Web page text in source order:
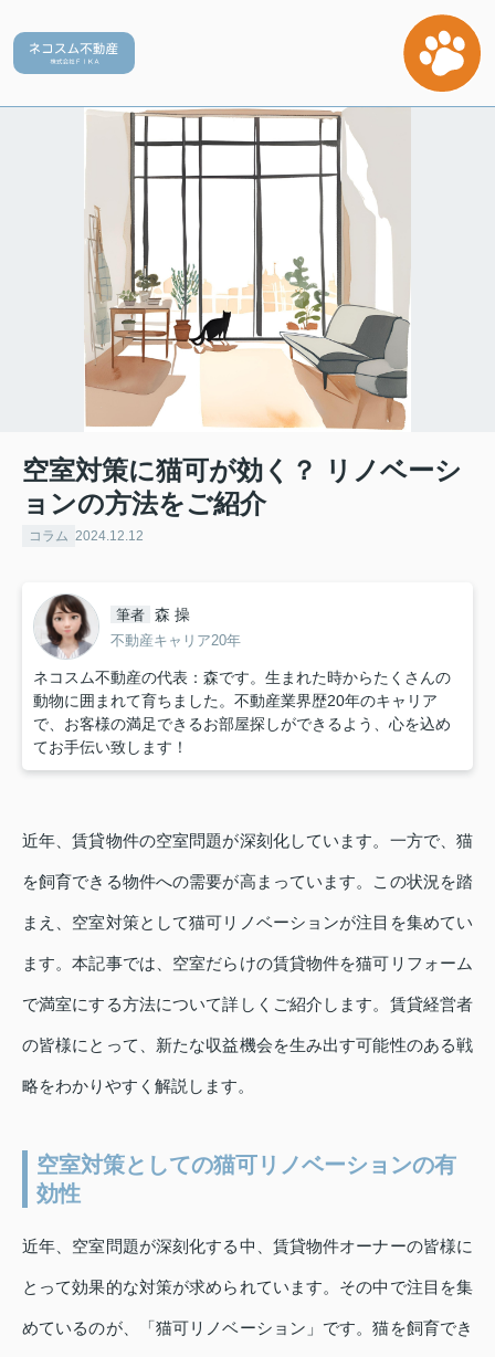
空室対策に猫可が効く？ リノベーシ
ョンの方法をご紹介
コラム 2024.12.12
筆者 森 操
不動産キャリア20年
ネコスム不動産の代表：森です。生まれた時からたくさんの
動物に囲まれて育ちました。不動産業界歴20年のキャリア
で、お客様の満足できるお部屋探しができるよう、心を込め
てお手伝い致します！
近年、賃貸物件の空室問題が深刻化しています。一方で、猫
を飼育できる物件への需要が高まっています。この状況を踏
まえ、空室対策として猫可リノベーションが注目を集めてい
ます。本記事では、空室だらけの賃貸物件を猫可リフォーム
で満室にする方法について詳しくご紹介します。賃貸経営者
の皆様にとって、新たな収益機会を生み出す可能性のある戦
略をわかりやすく解説します。
空室対策としての猫可リノベーションの有
効性
近年、空室問題が深刻化する中、賃貸物件オーナーの皆様に
とって効果的な対策が求められています。その中で注目を集
めているのが、「猫可リノベーション」です。猫を飼育でき